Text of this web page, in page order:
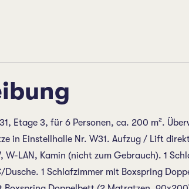
Etage 3, für 6 Personen, ca. 200 m².
in Einstellhalle Nr. W31. Aufzug / Lift
LAN, Kamin (nicht zum Gebrauch). 1
1 Schlafzimmer mit Boxspring